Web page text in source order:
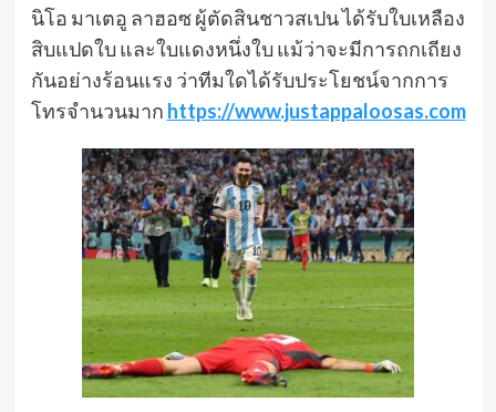
นิโอ มาเตอู ลาฮอซ ผู้ตัดสินชาวสเปน ได้รับใบเหลือง
สิบแปดใบ และใบแดงหนึ่งใบ แม้ว่าจะมีการถกเถียง
กันอย่างร้อนแรง ว่าทีมใดได้รับประโยชน์จากการ
โทรจํานวนมาก https://www.justappaloosas.com